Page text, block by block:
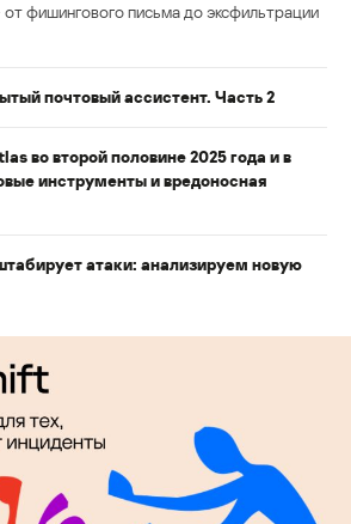
фишингового письма до эксфильтрации
почтовый ассистент. Часть 2
во второй половине 2025 года и в
инструменты и вредоносная
атаки: анализируем новую